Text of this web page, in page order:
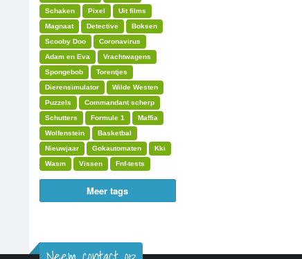
Schaken
Pixel
Uit films
Magnaat
Detective
Boksen
Scooby Doo
Coronavirus
Adam en Eva
Vrachtwagens
Spongebob
Torentjes
Dierensimulator
Wilde Westen
Puzzels
Commandant scherp
Schutters
Formule 1
Maffia
Wolfenstein
Basketbal
Nieuwjaar
Gokautomaten
Kki
Wasm
Vissen Fnf-tests
Meer tags